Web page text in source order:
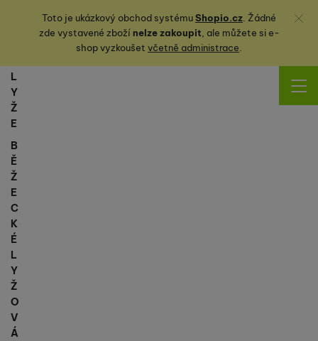
Toto je ukázkový obchod systémuShopio.cz. Žádné
zde vystavené zbožínelze zakoupit, ale můžete sie-
shop vyzkoušet včetně administrace.
Zavřít
L
Y
Ž
E
B
Ě
Ž
E
C
K
É
L
Y
Ž
O
V
Á